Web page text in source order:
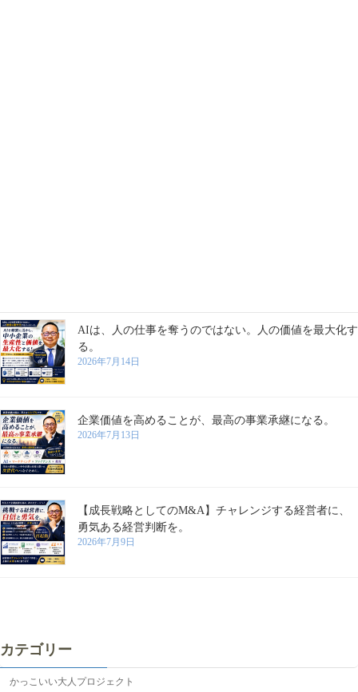
AIは、人の仕事を奪うのではない。人の価値を最大化す
る。
2026年7月14日
企業価値を高めることが、最高の事業承継になる。
2026年7月13日
【成長戦略としてのM&A】チャレンジする経営者に、
勇気ある経営判断を。
2026年7月9日
カテゴリー
かっこいい大人プロジェクト